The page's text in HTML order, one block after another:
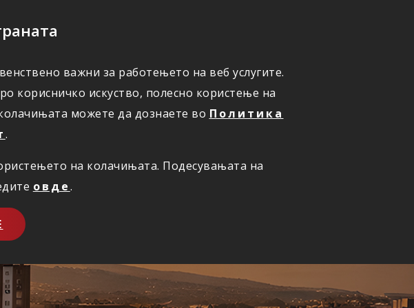
важни за работењето на веб услугите.
корисничко искуство, полесно користење на
можете да дознаете во Политика
.
на колачињата. Подесувањата на
овде.
НАС ОНЛАЈН ПРИЈАВИ ШТЕТА
интернет